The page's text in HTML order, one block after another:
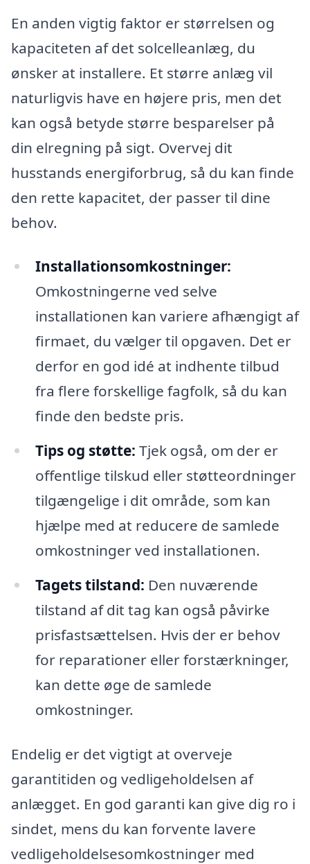
En anden vigtig faktor er størrelsen og
kapaciteten af det solcelleanlæg, du
ønsker at installere. Et større anlæg vil
naturligvis have en højere pris, men det
kan også betyde større besparelser på
din elregning på sigt. Overvej dit
husstands energiforbrug, så du kan finde
den rette kapacitet, der passer til dine
behov.
Installationsomkostninger:
Omkostningerne ved selve
installationen kan variere afhængigt af
firmaet, du vælger til opgaven. Det er
derfor en god idé at indhente tilbud
fra flere forskellige fagfolk, så du kan
finde den bedste pris.
Tips og støtte: Tjek også, om der er
offentlige tilskud eller støtteordninger
tilgængelige i dit område, som kan
hjælpe med at reducere de samlede
omkostninger ved installationen.
Tagets tilstand: Den nuværende
tilstand af dit tag kan også påvirke
prisfastsættelsen. Hvis der er behov
for reparationer eller forstærkninger,
kan dette øge de samlede
omkostninger.
Endelig er det vigtigt at overveje
garantitiden og vedligeholdelsen af
anlægget. En god garanti kan give dig ro i
sindet, mens du kan forvente lavere
vedligeholdelsesomkostninger med